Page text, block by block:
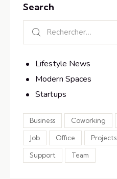
Search
Lifestyle News
Modern Spaces
Startups
Business Coworking
Job Office Projects
Support Team